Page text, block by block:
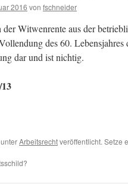
2016 von fschneider
Witwenrente aus der
des 60.
dar und ist nichtig.
Arbeitsrechtveröffentlicht. Setze